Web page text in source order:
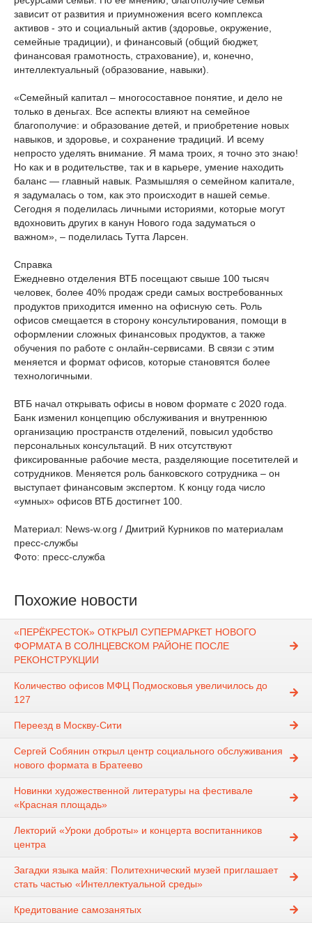
зависит от развития и приумножения всего комплекса
активов - это и социальный актив (здоровье, окружение,
семейные традиции), и финансовый (общий бюджет,
финансовая грамотность, страхование), и, конечно,
интеллектуальный (образование, навыки).
«Семейный капитал – многосоставное понятие, и дело не
только в деньгах. Все аспекты влияют на семейное
благополучие: и образование детей, и приобретение новых
навыков, и здоровье, и сохранение традиций. И всему
непросто уделять внимание. Я мама троих, я точно это знаю!
Но как и в родительстве, так и в карьере, умение находить
баланс — главный навык. Размышляя о семейном капитале,
я задумалась о том, как это происходит в нашей семье.
Сегодня я поделилась личными историями, которые могут
вдохновить других в канун Нового года задуматься о
важном», – поделилась Тутта Ларсен.
Справка
Ежедневно отделения ВТБ посещают свыше 100 тысяч
человек, более 40% продаж среди самых востребованных
продуктов приходится именно на офисную сеть. Роль
офисов смещается в сторону консультирования, помощи в
оформлении сложных финансовых продуктов, а также
обучения по работе с онлайн-сервисами. В связи с этим
меняется и формат офисов, которые становятся более
технологичными.
ВТБ начал открывать офисы в новом формате с 2020 года.
Банк изменил концепцию обслуживания и внутреннюю
организацию пространств отделений, повысил удобство
персональных консультаций. В них отсутствуют
фиксированные рабочие места, разделяющие посетителей и
сотрудников. Меняется роль банковского сотрудника – он
выступает финансовым экспертом. К концу года число
«умных» офисов ВТБ достигнет 100.
Материал: News-w.org / Дмитрий Курников по материалам
пресс-службы
Фото: пресс-служба
Похожие новости
«ПЕРЁКРЕСТОК» ОТКРЫЛ СУПЕРМАРКЕТ НОВОГО
ФОРМАТА В СОЛНЦЕВСКОМ РАЙОНЕ ПОСЛЕ
РЕКОНСТРУКЦИИ
Количество офисов МФЦ Подмосковья увеличилось до
127
Переезд в Москву-Сити
Сергей Собянин открыл центр социального обслуживания
нового формата в Братеево
Новинки художественной литературы на фестивале
«Красная площадь»
Лекторий «Уроки доброты» и концерта воспитанников
центра
Загадки языка майя: Политехнический музей приглашает
стать частью «Интеллектуальной среды»
Кредитование самозанятых